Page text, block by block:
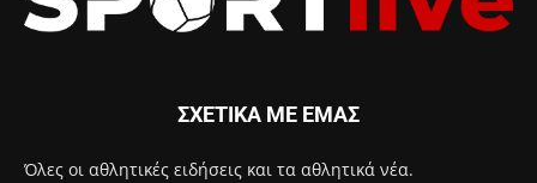
ΣΧΕΤΙΚΑ ΜΕ ΕΜΑΣ
Όλες οι αθλητικές ειδήσεις και τα αθλητικά νέα.